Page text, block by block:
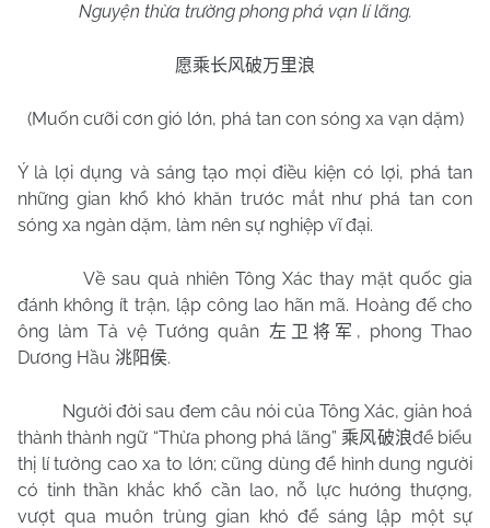
Nguyện thừa trường phong phá vạn lí lãng.
愿乘长风破万里浪
(Muốn cưỡi cơn gió lớn, phá tan con sóng xa vạn dặm)
Ý là lợi dụng và sáng tạo mọi điều kiện có lợi, phá tan
những gian khổ khó khăn trước mắt như phá tan con
sóng xa ngàn dặm, làm nên sự nghiệp vĩ đại.
Về sau quả nhiên Tông Xác thay mặt quốc gia
đánh không ít trận, lập công lao hãn mã. Hoàng đế cho
ông làm Tả vệ Tướng quân 左卫将军 , phong Thao
Dương Hầu 洮阳侯.
Người đời sau đem câu nói của Tông Xác, giản hoá
thành thành ngữ “Thừa phong phá lãng” 乘风破浪để biểu
thị lí tưởng cao xa to lớn; cũng dùng để hình dung người
có tinh thần khắc khổ cần lao, nỗ lực hướng thượng,
vượt qua muôn trùng gian khó để sáng lập một sự